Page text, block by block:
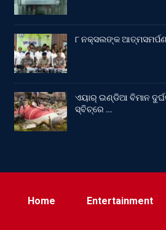
୮ ନକ୍ସଲଙ୍କ ଆତ୍ମସମର୍ପଣ
ଏୟାର୍ ଇଣ୍ଡିଆ ବିମାନ
ସ୍ବିଚ୍‌ରେ …
Home Entertainment